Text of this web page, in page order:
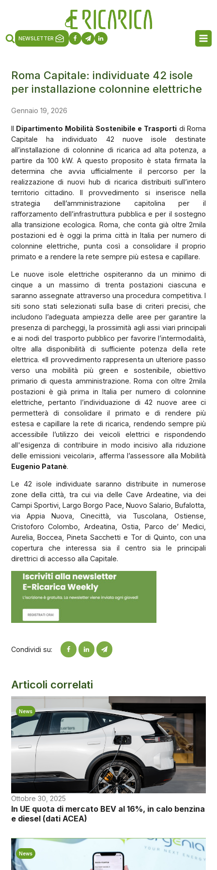
NEWSLETTER
Roma Capitale: individuate 42 isole
per installazione colonnine elettriche
Gennaio 19, 2026
Il Dipartimento Mobilità Sostenibile e Trasportidi Roma
Capitale ha individuato 42 nuove isole destinate
all’installazione di colonnine di ricarica ad alta potenza, a
partire da 100 kW. A questo proposito è stata firmata la
determina che avvia ufficialmente il percorso per la
realizzazione di nuovi hub di ricarica distribuiti sull’intero
territorio cittadino. Il provvedimento si inserisce nella
strategia dell’amministrazione capitolina per il
rafforzamento dell’infrastruttura pubblica e per il sostegno
alla transizione ecologica. Roma, che conta già oltre 2mila
postazioni ed è oggi la prima città in Italia per numero di
colonnine elettriche, punta così a consolidare il proprio
primato e a rendere la rete sempre più estesa e capillare.
Le nuove isole elettriche ospiteranno da un minimo di
cinque a un massimo di trenta postazioni ciascuna e
saranno assegnate attraverso una procedura competitiva. I
siti sono stati selezionati sulla base di criteri precisi, che
includono l’adeguata ampiezza delle aree per garantire la
presenza di parcheggi, la prossimità agli assi viari principali
e ai nodi del trasporto pubblico per favorire l’intermodalità,
oltre alla disponibilità di sufficiente potenza della rete
elettrica. «Il provvedimento rappresenta un ulteriore passo
verso una mobilità più green e sostenibile, obiettivo
primario di questa amministrazione. Roma con oltre 2mila
postazioni è già prima in Italia per numero di colonnine
elettriche, pertanto l’individuazione di 42 nuove aree ci
permetterà di consolidare il primato e di rendere più
estesa e capillare la rete di ricarica, rendendo sempre più
accessibile l’utilizzo dei veicoli elettrici e rispondendo
all'esigenza di contribuire in modo incisivo alla riduzione
delle emissioni veicolari», afferma l’assessore alla Mobilità
Eugenio Patanè.
Le 42 isole individuate saranno distribuite in numerose
zone della città, tra cui via delle Cave Ardeatine, via dei
Campi Sportivi, Largo Borgo Pace, Nuovo Salario, Bufalotta,
via Appia Nuova, Cinecittà, via Tuscolana, Ostiense,
Cristoforo Colombo, Ardeatina, Ostia, Parco de’ Medici,
Aurelia, Boccea, Pineta Sacchetti e Tor di Quinto, con una
copertura che interessa sia il centro sia le principali
direttrici di accesso alla Capitale.
Condividi su:
Articoli correlati
News
Ottobre 30, 2025
In UE quota di mercato BEV al 16%, in calo benzina
e diesel (dati ACEA)
News